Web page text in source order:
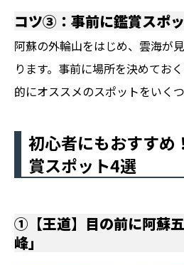
コツ③：事前に鑑賞スポ
阿蘇の外輪山をはじめ、雲海が
ります。事前に場所を決めてお
的にオススメのスポットをいく
初心者にもおすすめ
賞スポット4選
①【王道】目の前に阿蘇
峰」